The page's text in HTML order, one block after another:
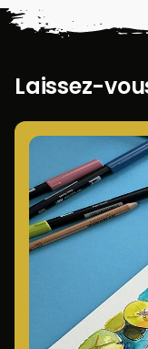
Laissez-